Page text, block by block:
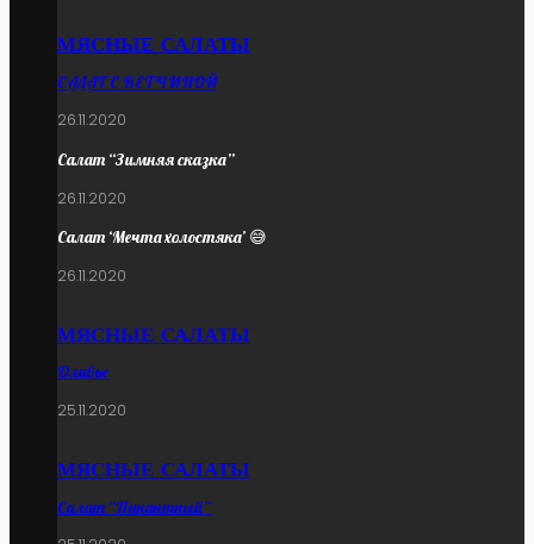
МЯСНЫЕ САЛАТЫ
САЛАТ С ВЕТЧИНОЙ
26.11.2020
Салат “Зимняя сказка”
26.11.2020
Салат ‘Мечта холостяка’ 😅
26.11.2020
МЯСНЫЕ САЛАТЫ
Оливье
25.11.2020
МЯСНЫЕ САЛАТЫ
Салат “Пикантный”